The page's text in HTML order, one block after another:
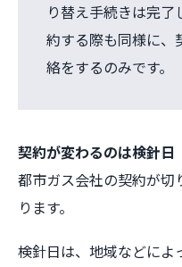
り替え手続きは完
約する際も同様に、
絡をするのみです。
契約が変わるのは検針日
都市ガス会社の契約が切
ります。
検針日は、地域などによ